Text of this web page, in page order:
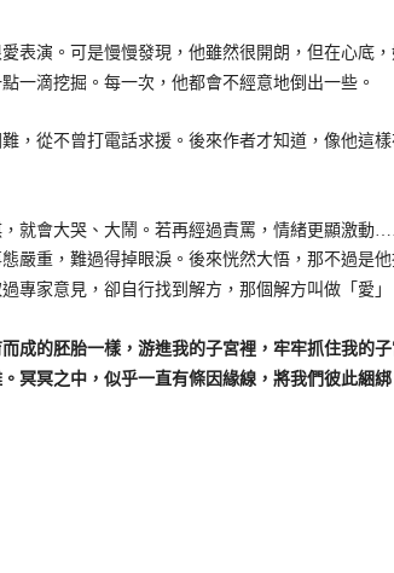
演。可是慢慢發現，他雖然很開朗，但在心底，
一滴挖掘。每一次，他都會不經意地倒出一些。
從不曾打電話求援。後來作者才知道，像他這樣
會大哭、大鬧。若再經過責罵，情緒更顯激動
嚴重，難過得掉眼淚。後來恍然大悟，那不過是
專家意見，卻自行找到解方，那個解方叫做「愛」
的胚胎一樣，游進我的子宮裡，牢牢抓住我的子
冥冥之中，似乎一直有條因緣線，將我們彼此綑綁